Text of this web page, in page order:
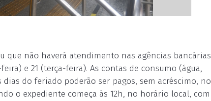
que não haverá atendimento nas agências bancárias
e 21 (terça-feira). As contas de consumo (água,
do feriado poderão ser pagos, sem acréscimo, no
o expediente começa às 12h, no horário local, com